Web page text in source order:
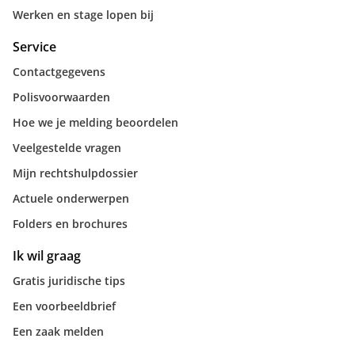
Werken en stage lopen bij
Service
Contactgegevens
Polisvoorwaarden
Hoe we je melding beoordelen
Veelgestelde vragen
Mijn rechtshulpdossier
Actuele onderwerpen
Folders en brochures
Ik wil graag
Gratis juridische tips
Een voorbeeldbrief
Een zaak melden